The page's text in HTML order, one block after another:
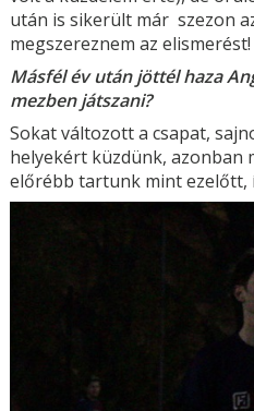
után is sikerült már szezon
megszereznem az elismerést!
Másfél év után jöttél haza
mezben játszani?
Sokat változott a csapat,
helyekért küzdünk, azonban
előrébb tartunk mint ezelőtt,